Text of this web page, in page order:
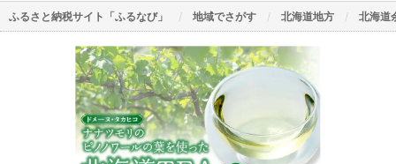
ふるさと納税サイト「ふるなび」 地域でさがす 北海道地方 北海道